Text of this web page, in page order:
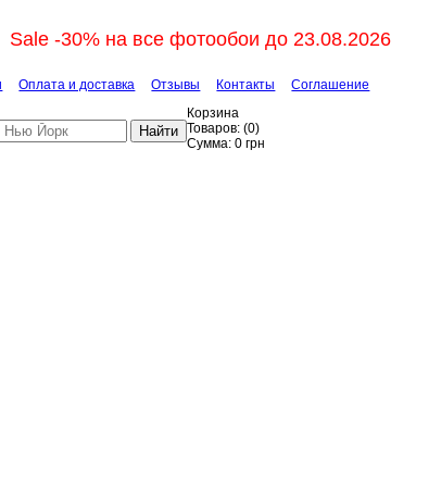
Sale -30% на все фотообои до 23.08.2026
Оплата и доставка Отзывы Контакты Соглашение
Найти
Корзина
Товаров: (0)
Сумма: 0 грн